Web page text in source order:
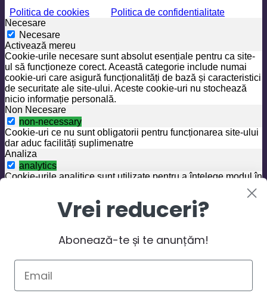
Politica de cookies
Politica de confidentialitate
Necesare
Necesare
Activează mereu
Cookie-urile necesare sunt absolut esențiale pentru ca site-
ul să funcționeze corect. Această categorie include numai
cookie-uri care asigură funcționalități de bază și caracteristici
de securitate ale site-ului. Aceste cookie-uri nu stochează
nicio informație personală.
Non Necesare
non-necessary
Cookie-uri ce nu sunt obligatorii pentru funcționarea site-ului
dar aduc facilități suplimenatre
Analiza
analytics
Cookie-urile analitice sunt utilizate pentru a înțelege modul în
care vizitatorii interacționează cu site-ul. Aceste cookie-uri
ajută la furnizarea de informații despre valorile numărului de
vizitatori, rata de respingere, sursa de trafic etc.
Cookie-urile publicitare sunt utilizate pentru a oferi
Aceste cookie-uri urmăresc vizitatorii de pe site-urile web și
colectează informații pentru a oferi reclame personalizate.
Vrei reduceri?
Abonează-te și te anunțăm!